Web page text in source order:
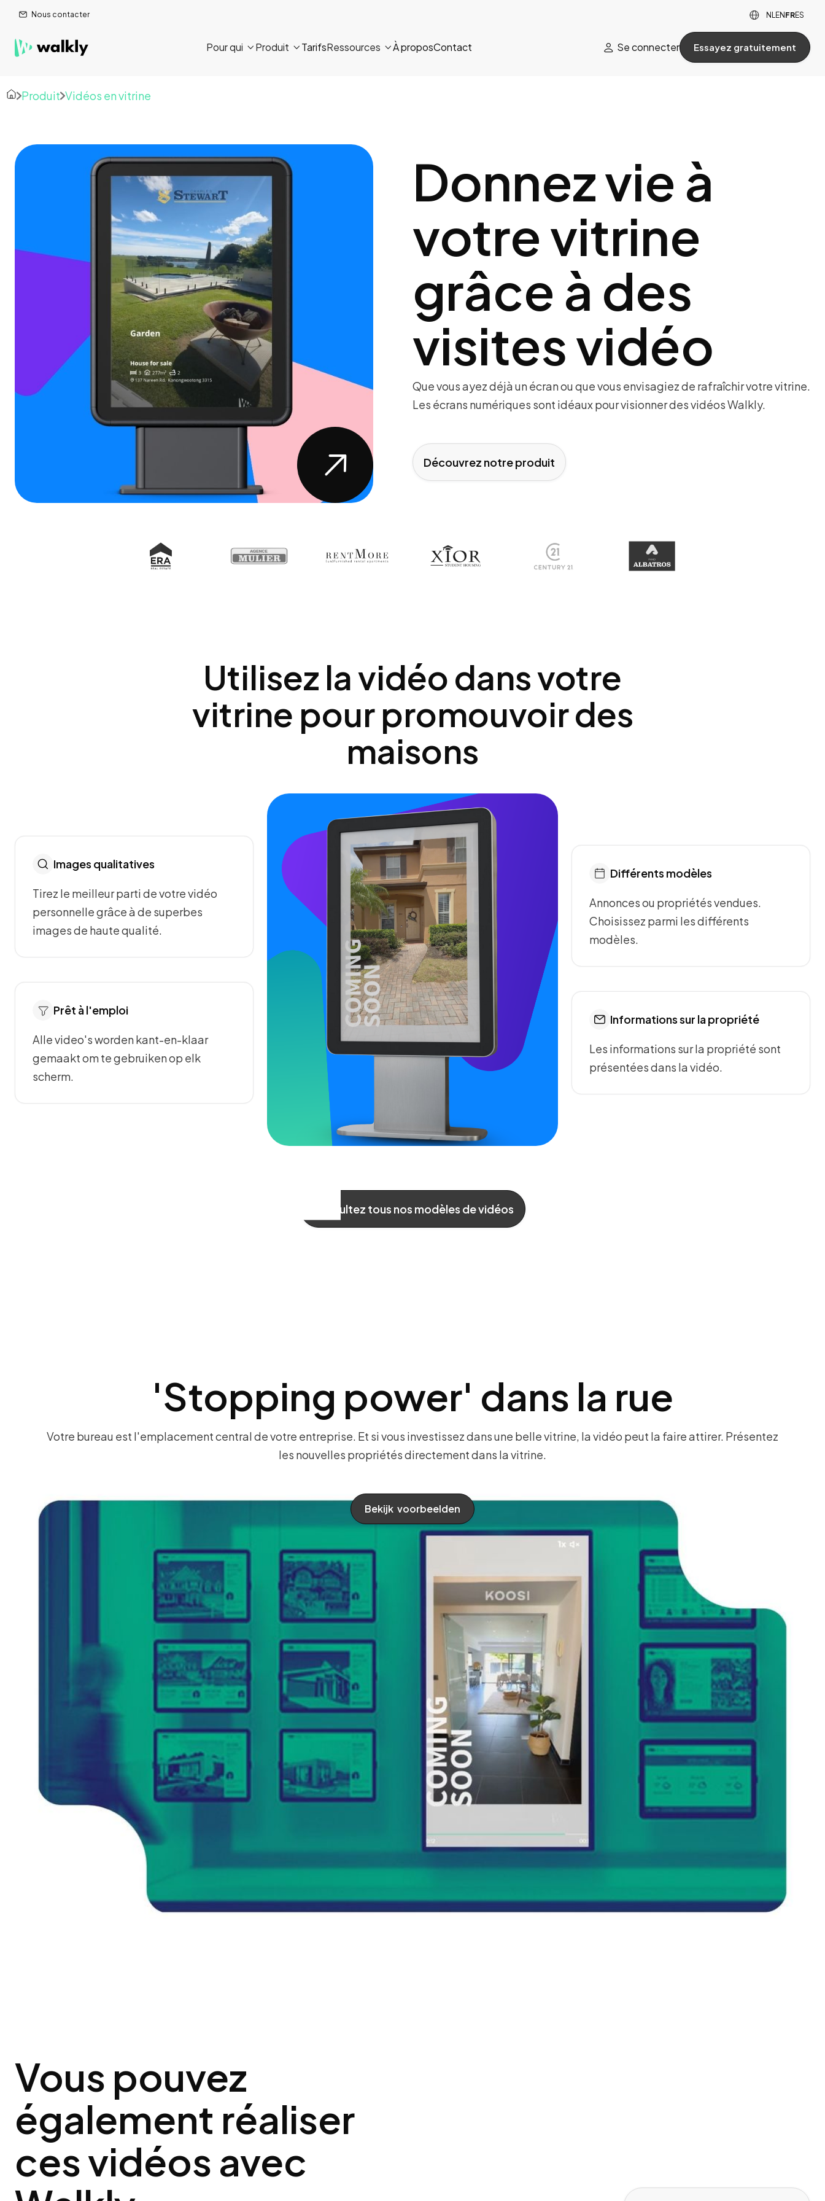
Nous contacter  NLEN FRES
Pour qui  Produit  TarifsRessources À proposContact  Se connecter Essayez gratuitement
Produit Vidéos en vitrine

Donnez vie à
votre vitrine
grâce à des
visites vidéo
Que vous ayez déjà un écran ou que vous envisagiez de rafraîchir votre vitrine.
Les écrans numériques sont idéaux pour visionner des vidéos Walkly.
Découvrez notre produit
Utilisez la vidéo dans votre
vitrine pour promouvoir des
maisons
Images qualitatives
Tirez le meilleur parti de votre vidéo
personnelle grâce à de superbes
images de haute qualité.
Prêt à l'emploi
Alle video's worden kant-en-klaar
gemaakt om te gebruiken op elk
scherm.
Différents modèles
Annonces ou propriétés vendues.
Choisissez parmi les différents
modèles.
Informations sur la propriété
Les informations sur la propriété sont
présentées dans la vidéo.
Consultez tous nos modèles de vidéos
'Stopping power' dans la rue
Votre bureau est l'emplacement central de votre entreprise. Et si vous investissez dans une belle vitrine, la vidéo peut la faire attirer. Présentez
les nouvelles propriétés directement dans la vitrine.
Bekijk voorbeelden
Vous pouvez
également réaliser
ces vidéos avec